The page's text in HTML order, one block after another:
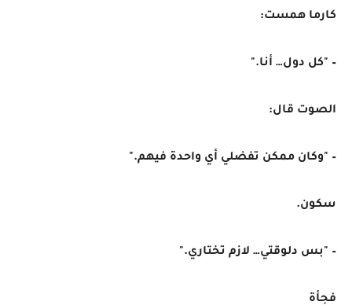
كارما همست:
– "كل دول… أنا."
الصوت قال:
– "وكان ممكن تفضلي أي واحدة فيهم."
سكون.
– "بس دلوقتي… لازم تختاري."
فجأة